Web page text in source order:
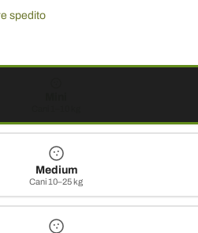
spedito
Medium
Cani 10–25 kg